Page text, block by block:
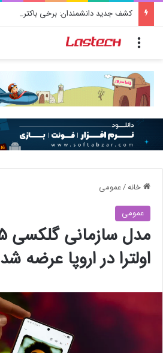
خانه/عمومی
عمومی
اولترا در اروپا عرضه شد